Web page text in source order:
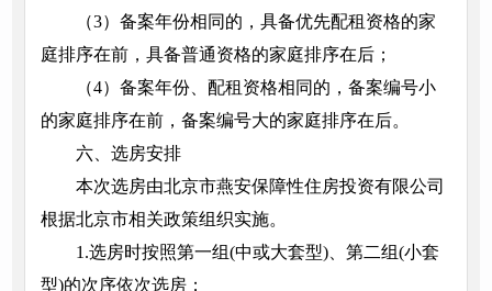
（3）备案年份相同的，具备优先配租资格的家
庭排序在前，具备普通资格的家庭排序在后；
（4）备案年份、配租资格相同的，备案编号小
的家庭排序在前，备案编号大的家庭排序在后。
六、选房安排
本次选房由北京市燕安保障性住房投资有限公司
根据北京市相关政策组织实施。
1.选房时按照第一组(中或大套型)、第二组(小套
型)的次序依次选房；